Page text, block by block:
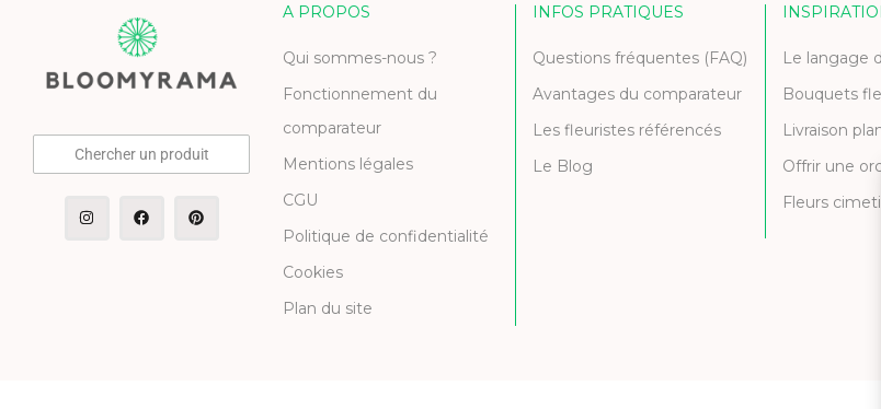
Chercher un produit
A PROPOS
Qui sommes-nous ?
Fonctionnement du
comparateur
Mentions légales
CGU
Politique de confidentialité
Cookies
Plan du site
INFOS PRATIQUES
Questions fréquentes (FAQ)
Avantages du comparateur
Les fleuristes référencés
Le Blog
Le langage
Bouquets
Livraison
Offrir une
Fleurs